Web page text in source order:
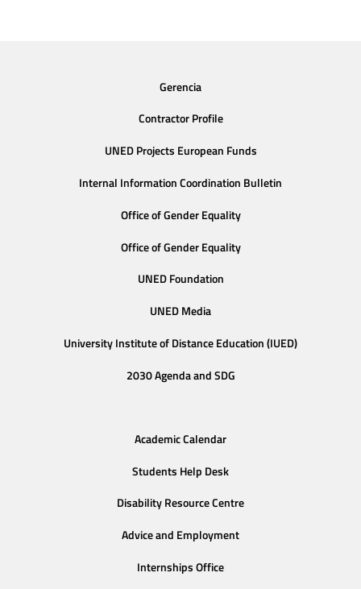
Gerencia
Contractor Profile
UNED Projects European Funds
Internal Information Coordination Bulletin
Office of Gender Equality
Office of Gender Equality
UNED Foundation
UNED Media
University Institute of Distance Education (IUED)
2030 Agenda and SDG
Academic Calendar
Students Help Desk
Disability Resource Centre
Advice and Employment
Internships Office